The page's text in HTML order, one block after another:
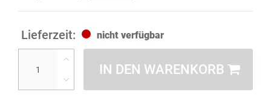
nicht verfügbar
IN DEN WARENKORB